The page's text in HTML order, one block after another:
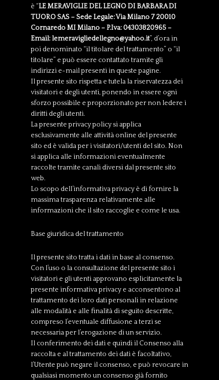
è “LE MERAVIGLIE DEL LEGNO DI BARBARA DI
TUORO SAS – Sede Legale: Via Milano 7 20010
Cornaredo MI Milano – P.Iva: 04303820965 –
Email: lemeravigliedellegno@yahoo.it”, d’ora in
poi denominato “il titolare del trattamento” o “il
titolare” e può essere contattato tramite gli
indirizzi e-mail presenti in queste pagine.
Il presente sito rispetta e tutela la riservatezza dei
visitatori e degli utenti, ponendo in essere ogni
sforzo possibile e proporzionato per non ledere i
diritti degli utenti.
La presente privacy policy si applica
esclusivamente alle attività online del presente
sito ed è valida per i visitatori/utenti del sito. Non
si applica alle informazioni eventualmente
raccolte tramite canali diversi dal presente sito
web.
Lo scopo dell’informativa privacy è di fornire la
massima trasparenza relativamente alle
informazioni che il sito raccoglie e come le usa.
Base giuridica del trattamento
Il presente sito tratta i dati in base al consenso.
Con l’uso o la consultazione del presente sito i
visitatori e gli utenti approvano esplicitamente la
presente informativa privacy e acconsentono al
trattamento dei loro dati personali in relazione
alle modalità e alle finalità di seguito descritte,
compreso l’eventuale diffusione a terzi se
necessaria per l’erogazione di un servizio.
Il conferimento dei dati e quindi il Consenso alla
raccolta e al trattamento dei dati è facoltativo,
l’Utente può negare il consenso, e può revocare in
qualsiasi momento un consenso già fornito